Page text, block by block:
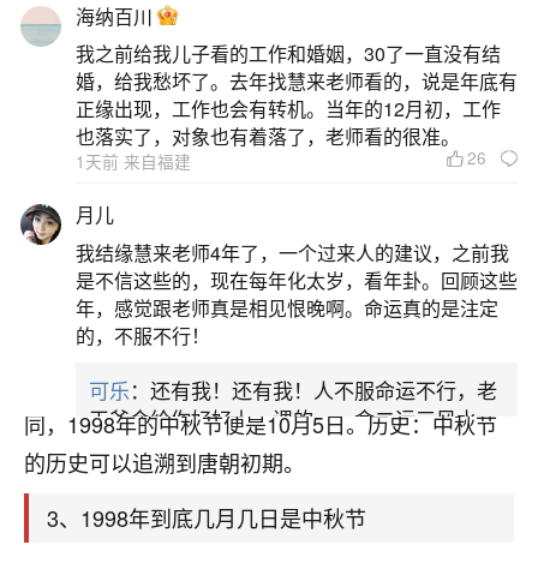
座（04月21日─05月20日）双子座（05月21日─06
月21日）巨蟹座（06月22日─07月22日）狮子座
2、1998年到底几月几日是中秋节
1998年的中秋节是10月5日。中秋节是中华民
族重要的传统节日之一，具有丰富的文化内涵和传
统意义。以下是对中秋节的简要介绍：时间：中秋
节定在农历八月十五，这一天恰好处于秋季的中
间，故称为中秋节。在公历中，日期每年会有所不
同，1998年的中秋节便是10月5日。历史：中秋节
的历史可以追溯到唐朝初期。
3、1998年到底几月几日是中秋节
海纳百川
我之前给我儿子看的工作和婚姻，30了一直没有结
婚，给我愁坏了。去年找慧来老师看的，说是年底有
正缘出现，工作也会有转机。当年的12月初，工作
也落实了，对象也有着落了，老师看的很准。
1天前 来自福建 26
月儿
我结缘慧来老师4年了，一个过来人的建议，之前我
是不信这些的，现在每年化太岁，看年卦。回顾这些
年，感觉跟老师真是相见恨晚啊。命运真的是注定
的，不服不行！
可乐：还有我！还有我！人不服命运不行，老
天爷会给你好好上一课的。一命二运三风水，
哪样不服都不行！
平安是福：我也是每年找老师化太岁，看年
卦，认识老师3年了，都是缘分啊！